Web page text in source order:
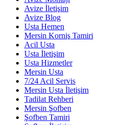
Avize İletişim
Avize Blog
Usta Hemen
Mersin Korniş Tamiri
Acil Usta
Usta İletişim
Usta Hizmetler
Mersin Usta
7/24 Acil Servis
Mersin Usta İletişim
Tadilat Rehberi
Mersin Şofben
Şofben Tamiri